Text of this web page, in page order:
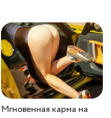
Мгновенная карма на